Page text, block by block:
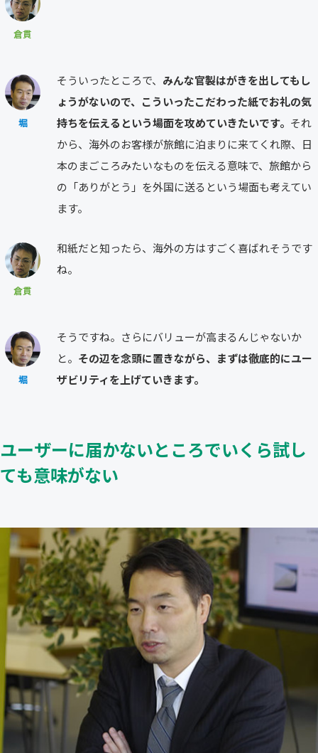
倉貫
堀
そういったところで、 みんな官製はがきを出してもし
ょうがないので、こういったこだわった紙でお礼の気
持ちを伝えるという場面を攻めていきたいです。 それ
から、海外のお客様が旅館に泊まりに来てくれ際、日
本のまごころみたいなものを伝える意味で、旅館から
の「ありがとう」を外国に送るという場面も考えてい
ます。
倉貫
和紙だと知ったら、海外の方はすごく喜ばれそうです
ね。
堀
そうですね。さらにバリューが高まるんじゃないか
と。 その辺を念頭に置きながら、まずは徹底的にユー
ザビリティを上げていきます。
ユーザーに届かないところでいくら試し
ても意味がない